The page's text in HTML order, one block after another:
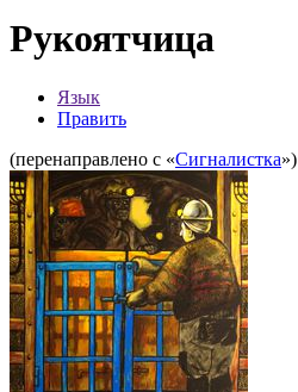
Рукоятчица
Язык
Править
(перенаправлено с «Сигналистка»)